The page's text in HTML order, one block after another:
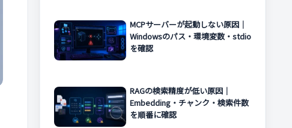
MCPサーバーが起動しない原因｜
Windowsのパス・環境変数・stdio
を確認
RAGの検索精度が低い原因｜
Embedding・チャンク・検索件数
を順番に確認